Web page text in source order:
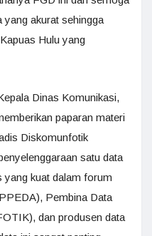
yang akurat sehingga
Hulu yang
Dinas Komunikasi,
paparan materi
Diskomunfotik
satu data
yang kuat dalam forum
Pembina Data
dan produsen data